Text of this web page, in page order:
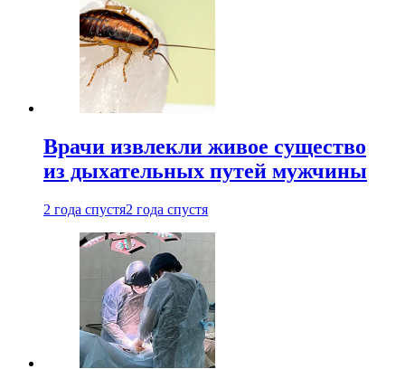
Врачи извлекли живое существо
из дыхательных путей мужчины
2 года спустя2 года спустя